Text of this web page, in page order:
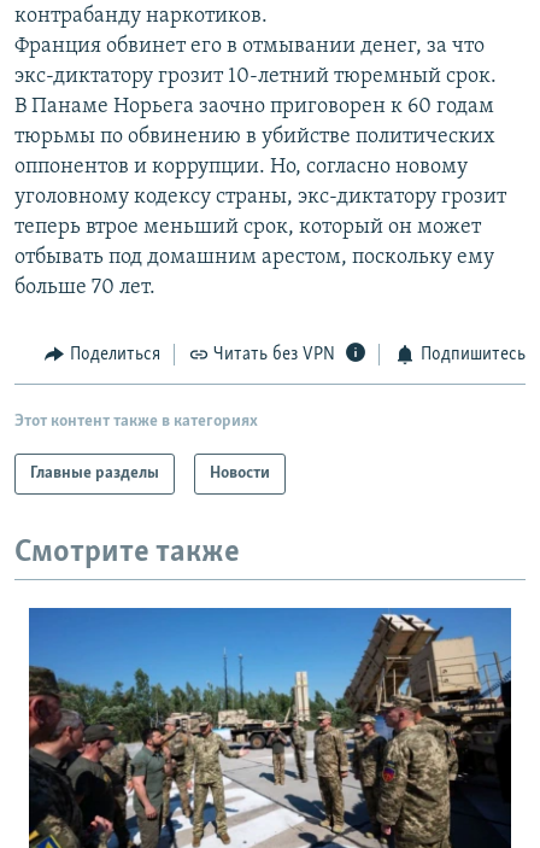
ПОДПИШИТЕСЬ НА РАССЫЛКУ
СОЦИАЛЬНЫЕ СЕТИ
Все сайты РСЕ/РС
контрабанду наркотиков.
Франция обвинет его в отмывании денег, за что
экс-диктатору грозит 10-летний тюремный срок.
В Панаме Норьега заочно приговорен к 60 годам
тюрьмы по обвинению в убийстве политических
оппонентов и коррупции. Но, согласно новому
уголовному кодексу страны, экс-диктатору грозит
теперь втрое меньший срок, который он может
отбывать под домашним арестом, поскольку ему
больше 70 лет.
Поделиться Читать без VPN Подпишитесь
Этот контент также в категориях
Главные разделы Новости
Смотрите также